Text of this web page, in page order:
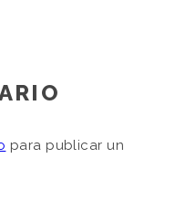
para publicar un